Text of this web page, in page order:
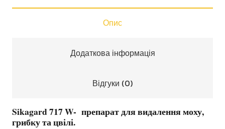
Опис
Додаткова інформація
Відгуки (0)
Sikagard 717 W- препарат для видалення моху,
грибку та цвілі.